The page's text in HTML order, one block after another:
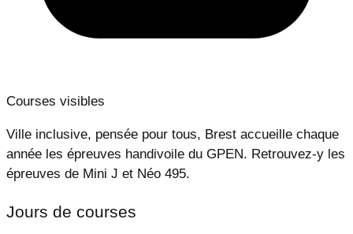
Courses visibles
Ville inclusive, pensée pour tous, Brest accueille chaque
année les épreuves handivoile du GPEN. Retrouvez-y les
épreuves de Mini J et Néo 495.
Jours de courses